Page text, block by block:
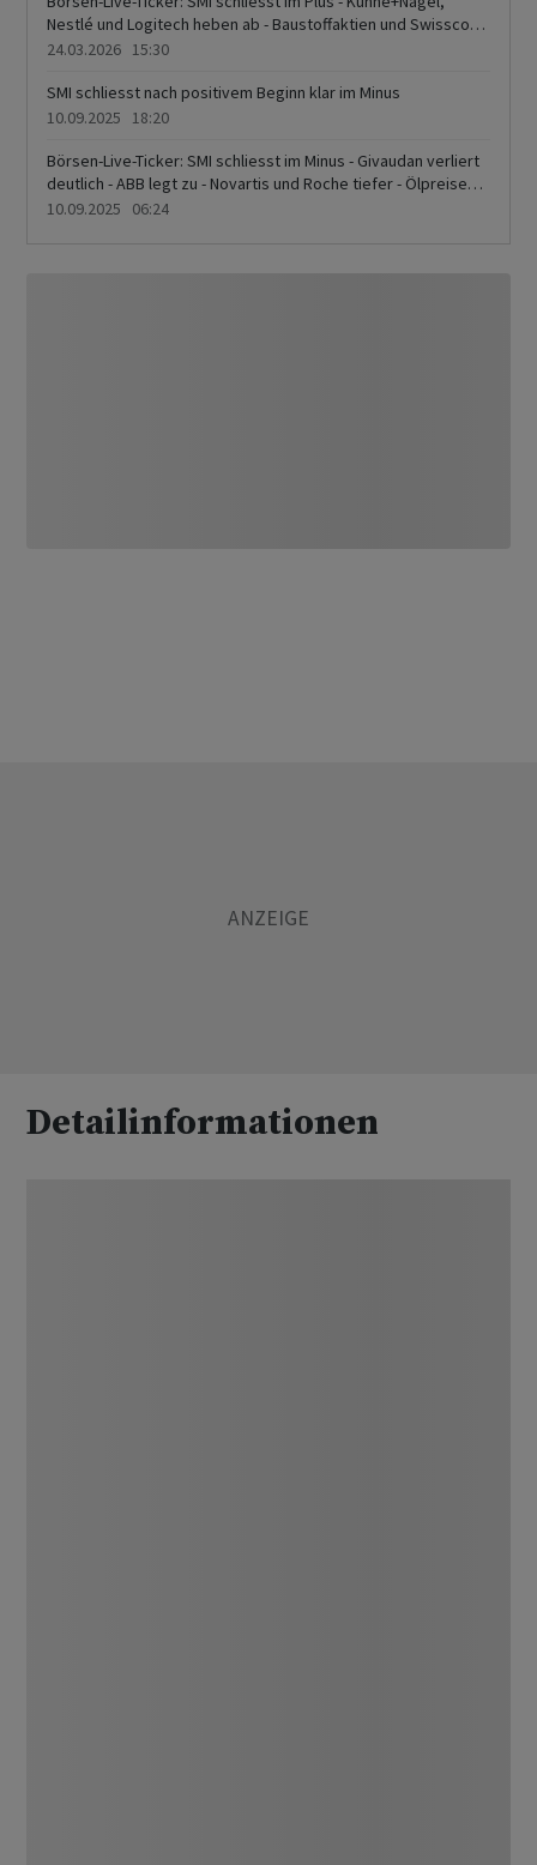
Nestlé und Logitech heben ab - Baustoffaktien und Swisscom
ebenfalls gefragt - Givaudan, UBS und Partners Group
24.03.2026 15:30
SMI schliesst nach positivem Beginn klar im Minus
10.09.2025 18:20
Börsen-Live-Ticker: SMI schliesst im Minus - Givaudan verliert
deutlich - ABB legt zu - Novartis und Roche tiefer - Ölpreise
steigen erneut
10.09.2025 06:24
Detailinformationen